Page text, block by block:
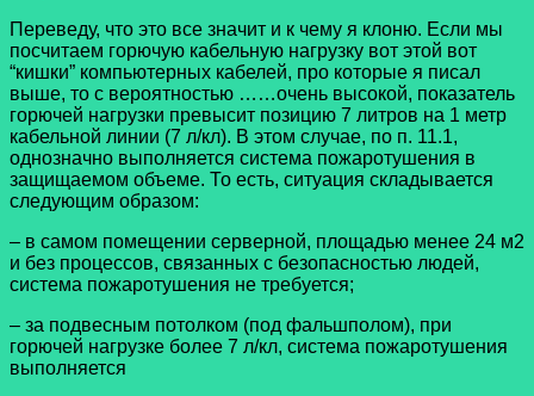
Переведу, что это все значит и к чему я клоню. Если мы
посчитаем горючую кабельную нагрузку вот этой вот
“кишки” компьютерных кабелей, про которые я писал
выше, то с вероятностью ……очень высокой, показатель
горючей нагрузки превысит позицию 7 литров на 1 метр
кабельной линии (7 л/кл). В этом случае, по п. 11.1,
однозначно выполняется система пожаротушения в
защищаемом объеме. То есть, ситуация складывается
следующим образом:
– в самом помещении серверной, площадью менее 24 м2
и без процессов, связанных с безопасностью людей,
система пожаротушения не требуется;
– за подвесным потолком (под фальшполом), при
горючей нагрузке более 7 л/кл, система пожаротушения
выполняется